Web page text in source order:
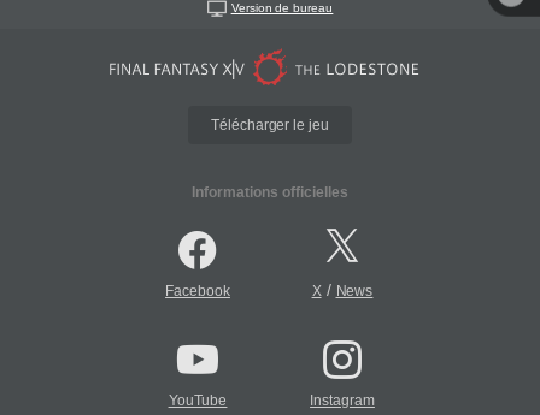
Version de bureau
Télécharger le jeu
Informations officielles
Facebook X/ News
YouTube Instagram